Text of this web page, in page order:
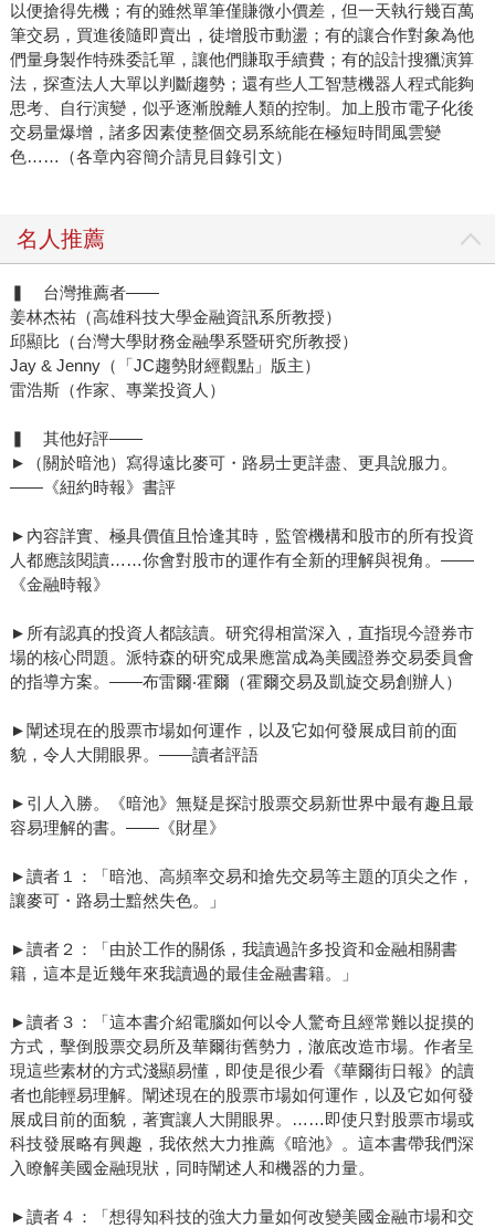
以便搶得先機；有的雖然單筆僅賺微小價差，但一天執行幾百萬
筆交易，買進後隨即賣出，徒增股市動盪；有的讓合作對象為他
們量身製作特殊委託單，讓他們賺取手續費；有的設計搜獵演算
法，探查法人大單以判斷趨勢；還有些人工智慧機器人程式能夠
思考、自行演變，似乎逐漸脫離人類的控制。加上股市電子化後
交易量爆增，諸多因素使整個交易系統能在極短時間風雲變
色……（各章內容簡介請見目錄引文）
名人推薦
▍ 台灣推薦者——
姜林杰祐（高雄科技大學金融資訊系所教授）
邱顯比（台灣大學財務金融學系暨研究所教授）
Jay & Jenny（「JC趨勢財經觀點」版主）
雷浩斯（作家、專業投資人）
▍ 其他好評——
►（關於暗池）寫得遠比麥可・路易士更詳盡、更具說服力。
——《紐約時報》書評
►內容詳實、極具價值且恰逢其時，監管機構和股市的所有投資
人都應該閱讀……你會對股市的運作有全新的理解與視角。——
《金融時報》
►所有認真的投資人都該讀。研究得相當深入，直指現今證券市
場的核心問題。派特森的研究成果應當成為美國證券交易委員會
的指導方案。——布雷爾‧霍爾（霍爾交易及凱旋交易創辦人）
►闡述現在的股票市場如何運作，以及它如何發展成目前的面
貌，令人大開眼界。——讀者評語
►引人入勝。《暗池》無疑是探討股票交易新世界中最有趣且最
容易理解的書。——《財星》
►讀者１：「暗池、高頻率交易和搶先交易等主題的頂尖之作，
讓麥可・路易士黯然失色。」
►讀者２：「由於工作的關係，我讀過許多投資和金融相關書
籍，這本是近幾年來我讀過的最佳金融書籍。」
►讀者３：「這本書介紹電腦如何以令人驚奇且經常難以捉摸的
方式，擊倒股票交易所及華爾街舊勢力，澈底改造市場。作者呈
現這些素材的方式淺顯易懂，即使是很少看《華爾街日報》的讀
者也能輕易理解。闡述現在的股票市場如何運作，以及它如何發
展成目前的面貌，著實讓人大開眼界。……即使只對股票市場或
科技發展略有興趣，我依然大力推薦《暗池》。這本書帶我們深
入瞭解美國金融現狀，同時闡述人和機器的力量。
►讀者４：「想得知科技的強大力量如何改變美國金融市場和交